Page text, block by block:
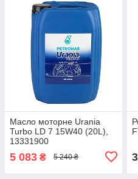
Масло моторне Urania
Turbo LD 7 15W40 (20L),
13331900
5 083 ₴ 5 240 ₴